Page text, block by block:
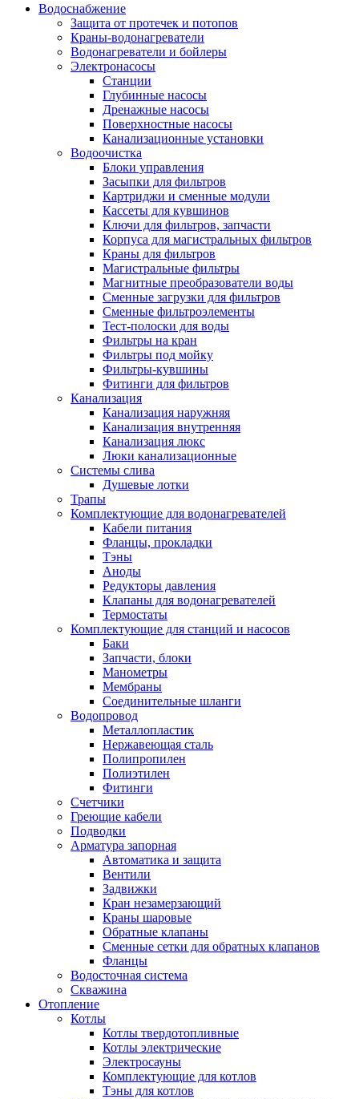
Строительные товары
Все для бани
Полезные статьи
Новости и Акции
Оплата и доставка
Сервис-центр
Адреса Сервис-центров
Условия возврата товара
Обмен и возврат товара
Водоснабжение
Защита от протечек и потопов
Краны-водонагреватели
Водонагреватели и бойлеры
Электронасосы
Станции
Глубинные насосы
Дренажные насосы
Поверхностные насосы
Канализационные установки
Водоочистка
Блоки управления
Засыпки для фильтров
Картриджи и сменные модули
Кассеты для кувшинов
Ключи для фильтров, запчасти
Корпуса для магистральных фильтров
Краны для фильтров
Магистральные фильтры
Магнитные преобразователи воды
Сменные загрузки для фильтров
Сменные фильтроэлементы
Тест-полоски для воды
Фильтры на кран
Фильтры под мойку
Фильтры-кувшины
Фитинги для фильтров
Канализация
Канализация наружняя
Канализация внутренняя
Канализация люкс
Люки канализационные
Системы слива
Душевые лотки
Трапы
Комплектующие для водонагревателей
Кабели питания
Фланцы, прокладки
Тэны
Аноды
Редукторы давления
Клапаны для водонагревателей
Термостаты
Комплектующие для станций и насосов
Баки
Запчасти, блоки
Манометры
Мембраны
Соединительные шланги
Водопровод
Металлопластик
Нержавеющая сталь
Полипропилен
Полиэтилен
Фитинги
Счетчики
Греющие кабели
Подводки
Арматура запорная
Автоматика и защита
Вентили
Задвижки
Кран незамерзающий
Краны шаровые
Обратные клапаны
Сменные сетки для обратных клапанов
Фланцы
Водосточная система
Скважина
Отопление
Котлы
Котлы твердотопливные
Котлы электрические
Электросауны
Комплектующие для котлов
Тэны для котлов